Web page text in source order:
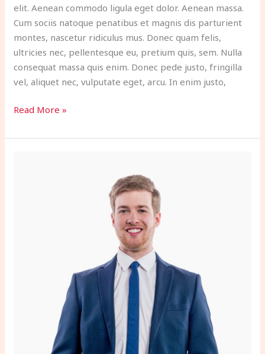
elit. Aenean commodo ligula eget dolor. Aenean massa.
Cum sociis natoque penatibus et magnis dis parturient
montes, nascetur ridiculus mus. Donec quam felis,
ultricies nec, pellentesque eu, pretium quis, sem. Nulla
consequat massa quis enim. Donec pede justo, fringilla
vel, aliquet nec, vulputate eget, arcu. In enim justo,
Read More »